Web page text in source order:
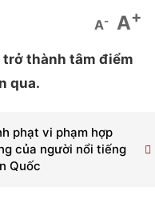
A- A+
trở thành tâm điểm
qua.
phạt vi phạm hợp
của người nổi tiếng
Quốc